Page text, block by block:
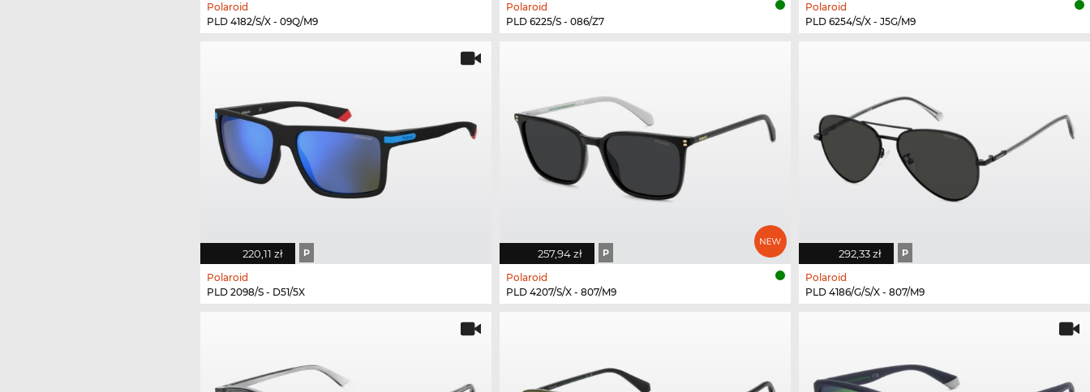
Polaroid
PLD 4182/S/X - 09Q/M9
Polaroid
PLD 6225/S - 086/Z7
Polaroid
PLD 6254/S/X - J5G/M9
220,11 zł P
Polaroid
PLD 2098/S - D51/5X
257,94 zł P
Polaroid
PLD 4207/S/X - 807/M9
292,33 zł P
Polaroid
PLD 4186/G/S/X - 807/M9